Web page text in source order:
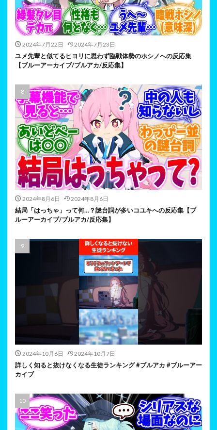
2024年7月22日 2024年7月23日
ユメ先輩と似てるヒヨリに思わず臨戦体勢のホシノへの反応集
【ブルーアーカイブ/ブルアカ/反応集】
2024年8月6日 2024年8月6日
結局「はっちゃ」って何…？謎台詞が多いコユキへの反応集【ブ
ルーアーカイブ/ブルアカ/反応集】
2024年10月6日 2024年10月7日
詳しく知ると抜けなくなる生徒ランキング #ブルアカ #ブルーアー
カイブ